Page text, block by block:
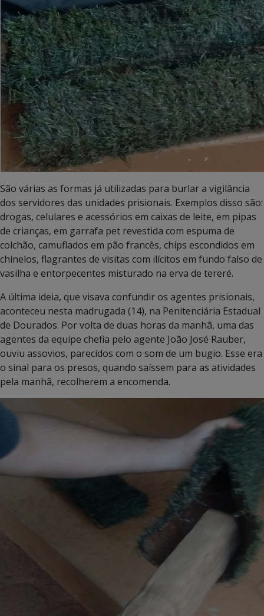
São várias as formas já utilizadas para burlar a vigilância
dos servidores das unidades prisionais. Exemplos disso são:
drogas, celulares e acessórios em caixas de leite, em pipas
de crianças, em garrafa pet revestida com espuma de
colchão, camuflados em pão francês, chips escondidos em
chinelos, flagrantes de visitas com ilícitos em fundo falso de
vasilha e entorpecentes misturado na erva de tereré.
A última ideia, que visava confundir os agentes prisionais,
aconteceu nesta madrugada (14), na Penitenciária Estadual
de Dourados. Por volta de duas horas da manhã, uma das
agentes da equipe chefia pelo agente João José Rauber,
ouviu assovios, parecidos com o som de um bugio. Esse era
o sinal para os presos, quando saíssem para as atividades
pela manhã, recolherem a encomenda.